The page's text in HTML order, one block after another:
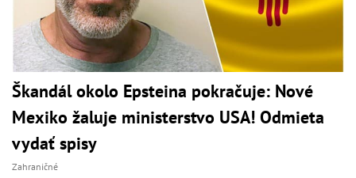
Škandál okolo Epsteina pokračuje: Nové
Mexiko žaluje ministerstvo USA! Odmieta
vydať spisy
Zahraničné